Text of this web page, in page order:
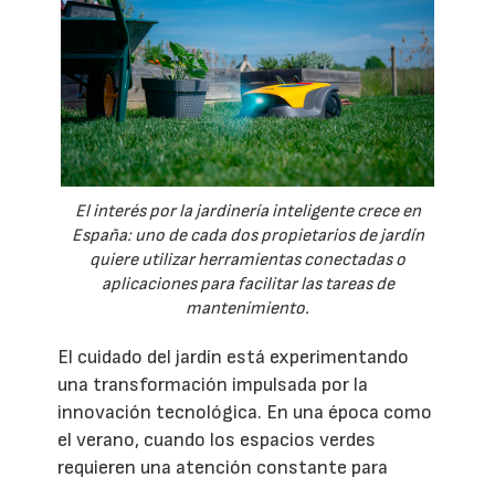
El interés por la jardinería inteligente crece en
España: uno de cada dos propietarios de jardín
quiere utilizar herramientas conectadas o
aplicaciones para facilitar las tareas de
mantenimiento.
El cuidado del jardín está experimentando
una transformación impulsada por la
innovación tecnológica. En una época como
el verano, cuando los espacios verdes
requieren una atención constante para